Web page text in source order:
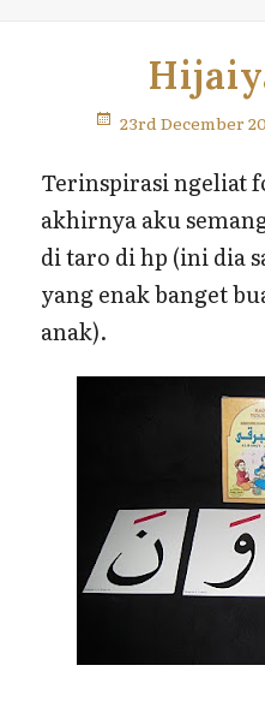
23rd December
Terinspirasi ngeliat
akhirnya aku
di taro di hp (ini dia
yang enak banget
anak).